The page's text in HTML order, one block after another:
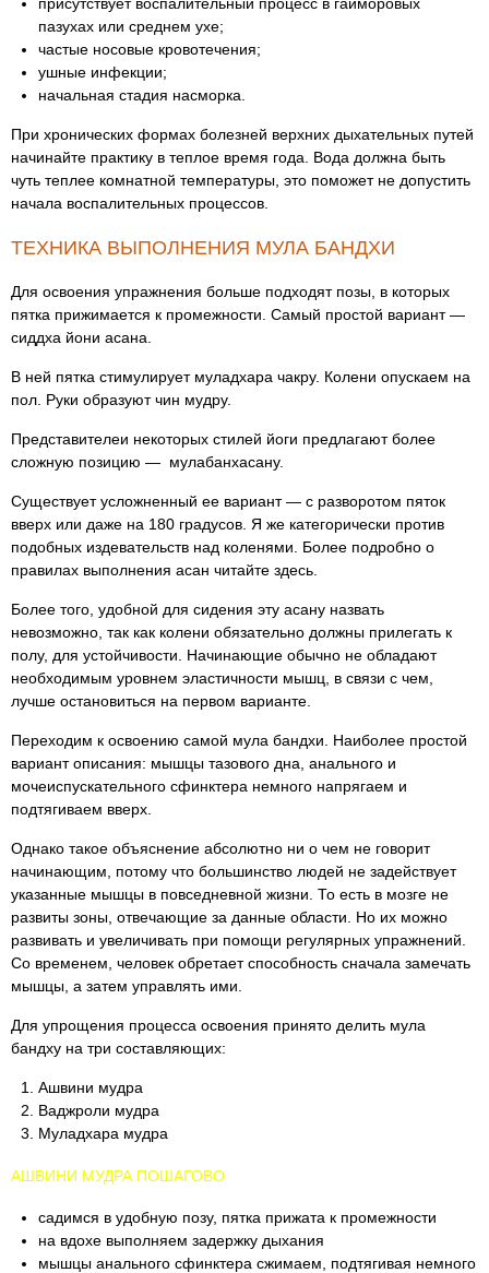
пазухах или среднем ухе;
частые носовые кровотечения;
ушные инфекции;
начальная стадия насморка.
При хронических формах болезней верхних дыхательных путей
начинайте практику в теплое время года. Вода должна быть
чуть теплее комнатной температуры, это поможет не допустить
начала воспалительных процессов.
ТЕХНИКА ВЫПОЛНЕНИЯ МУЛА БАНДХИ
Для освоения упражнения больше подходят позы, в которых
пятка прижимается к промежности. Самый простой вариант —
сиддха йони асана.
В ней пятка стимулирует муладхара чакру. Колени опускаем на
пол. Руки образуют чин мудру.
Представителеи некоторых стилей йоги предлагают более
сложную позицию — мулабанхасану.
Существует усложненный ее вариант — с разворотом пяток
вверх или даже на 180 градусов. Я же категорически против
подобных издевательств над коленями. Более подробно о
правилах выполнения асан читайте здесь.
Более того, удобной для сидения эту асану назвать
невозможно, так как колени обязательно должны прилегать к
полу, для устойчивости. Начинающие обычно не обладают
необходимым уровнем эластичности мышц, в связи с чем,
лучше остановиться на первом варианте.
Переходим к освоению самой мула бандхи. Наиболее простой
вариант описания: мышцы тазового дна, анального и
мочеиспускательного сфинктера немного напрягаем и
подтягиваем вверх.
Однако такое объяснение абсолютно ни о чем не говорит
начинающим, потому что большинство людей не задействует
указанные мышцы в повседневной жизни. То есть в мозге не
развиты зоны, отвечающие за данные области. Но их можно
развивать и увеличивать при помощи регулярных упражнений.
Со временем, человек обретает способность сначала замечать
мышцы, а затем управлять ими.
Для упрощения процесса освоения принято делить мула
бандху на три составляющих:
Ашвини мудра
Ваджроли мудра
Муладхара мудра
АШВИНИ МУДРА ПОШАГОВО
садимся в удобную позу, пятка прижата к промежности
на вдохе выполняем задержку дыхания
мышцы анального сфинктера сжимаем, подтягивая немного